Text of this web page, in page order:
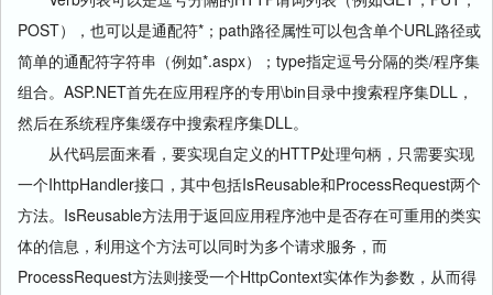
POST），也可以是通配符*；path路径属性可以包含单个URL路径或
简单的通配符字符串（例如*.aspx）；type指定逗号分隔的类/程序集
组合。ASP.NET首先在应用程序的专用\bin目录中搜索程序集DLL，
然后在系统程序集缓存中搜索程序集DLL。
从代码层面来看，要实现自定义的HTTP处理句柄，只需要实现
一个IhttpHandler接口，其中包括IsReusable和ProcessRequest两个
方法。IsReusable方法用于返回应用程序池中是否存在可重用的类实
体的信息，利用这个方法可以同时为多个请求服务，而
ProcessRequest方法则接受一个HttpContext实体作为参数，从而得